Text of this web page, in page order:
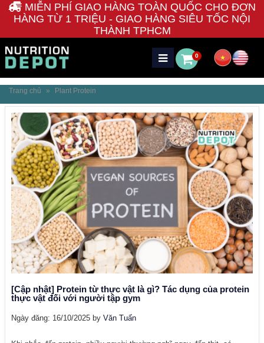
MIỄN PHÍ GIAO HÀNG TOÀN QUỐC CHO ĐƠN
HÀNG TỪ 1 TRIỆU - GIAO HÀNG SIÊU TỐC NỘI
THÀNH TPHCM
0
Trang chủ » Plant Protein
[Cập nhật] Protein từ thực vật là gì? Tác dụng của protein
thực vật đối với người tập gym
Ngày đăng: 16/10/2025 by Văn Tuấn